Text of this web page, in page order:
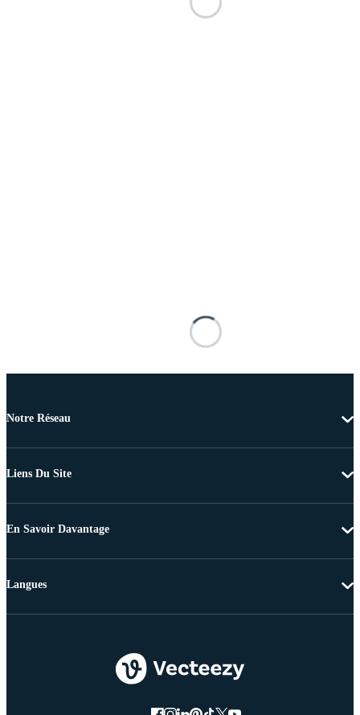
Notre Réseau
Liens Du Site
En Savoir Davantage
Langues